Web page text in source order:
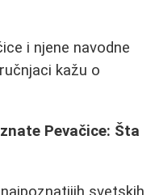
i njene navodne
kažu o
Pevačice: Šta